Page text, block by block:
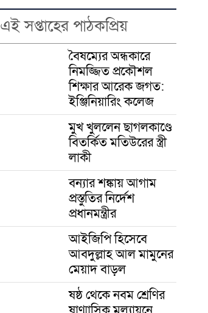
এই সপ্তাহের পাঠকপ্রিয়
বৈষম্যের অন্ধকারে
নিমজ্জিত প্রকৌশল
শিক্ষার আরেক জগত:
ইঞ্জিনিয়ারিং কলেজ
মুখ খুললেন ছাগলকাণ্ডে
বিতর্কিত মতিউরের স্ত্রী
লাকী
বন্যার শঙ্কায় আগাম
প্রস্তুতির নির্দেশ
প্রধানমন্ত্রীর
আইজিপি হিসেবে
আবদুল্লাহ আল মামুনের
মেয়াদ বাড়ল
ষষ্ঠ থেকে নবম শ্রেণির